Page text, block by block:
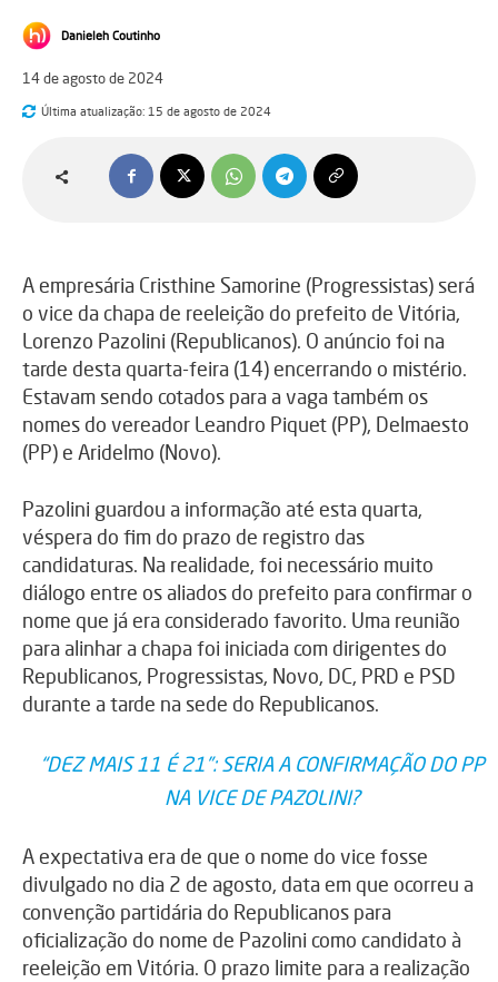
Danieleh Coutinho
14 de agosto de 2024
Última atualização: 15 de agosto de 2024
A empresária Cristhine Samorine (Progressistas) será
o vice da chapa de reeleição do prefeito de Vitória,
Lorenzo Pazolini (Republicanos). O anúncio foi na
tarde desta quarta-feira (14) encerrando o mistério.
Estavam sendo cotados para a vaga também os
nomes do vereador Leandro Piquet (PP), Delmaesto
(PP) e Aridelmo (Novo).
Pazolini guardou a informação até esta quarta,
véspera do fim do prazo de registro das
candidaturas. Na realidade, foi necessário muito
diálogo entre os aliados do prefeito para confirmar o
nome que já era considerado favorito. Uma reunião
para alinhar a chapa foi iniciada com dirigentes do
Republicanos, Progressistas, Novo, DC, PRD e PSD
durante a tarde na sede do Republicanos.
“DEZ MAIS 11 É 21”: SERIA A CONFIRMAÇÃO DO PP
NA VICE DE PAZOLINI?
A expectativa era de que o nome do vice fosse
divulgado no dia 2 de agosto, data em que ocorreu a
convenção partidária do Republicanos para
oficialização do nome de Pazolini como candidato à
reeleição em Vitória. O prazo limite para a realização